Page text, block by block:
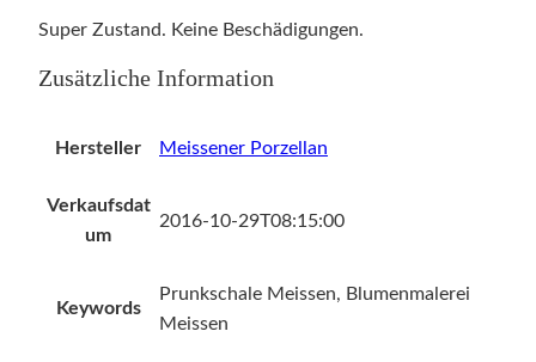
e
W
h
Super Zustand. Keine Beschädigungen.
Zusätzliche Information
Hersteller Meissener Porzellan
Verkaufsdat
um
2016-10-29T08:15:00
Keywords
Prunkschale Meissen, Blumenmalerei
Meissen